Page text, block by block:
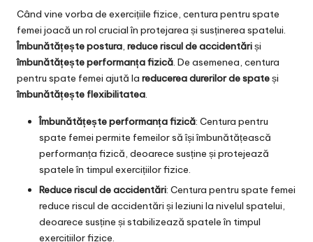
Când vine vorba de exercițiile fizice, centura pentru spate
femei joacă un rol crucial în protejarea și susținerea spatelui.
Îmbunătățește postura, reduce riscul de accidentăriși
îmbunătățește performanța fizică. De asemenea, centura
pentru spate femei ajută la reducerea durerilor de spateși
îmbunătățește flexibilitatea.
Îmbunătățește performanța fizică: Centura pentru
spate femei permite femeilor să își îmbunătățească
performanța fizică, deoarece susține și protejează
spatele în timpul exercițiilor fizice.
Reduce riscul de accidentări: Centura pentru spate femei
reduce riscul de accidentări și leziuni la nivelul spatelui,
deoarece susține și stabilizează spatele în timpul
exercițiilor fizice.